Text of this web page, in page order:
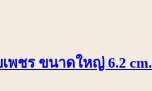
พชร ขนาดใหญ่ 6.2 cm.